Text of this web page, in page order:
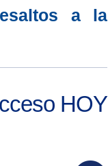
a la
HOY